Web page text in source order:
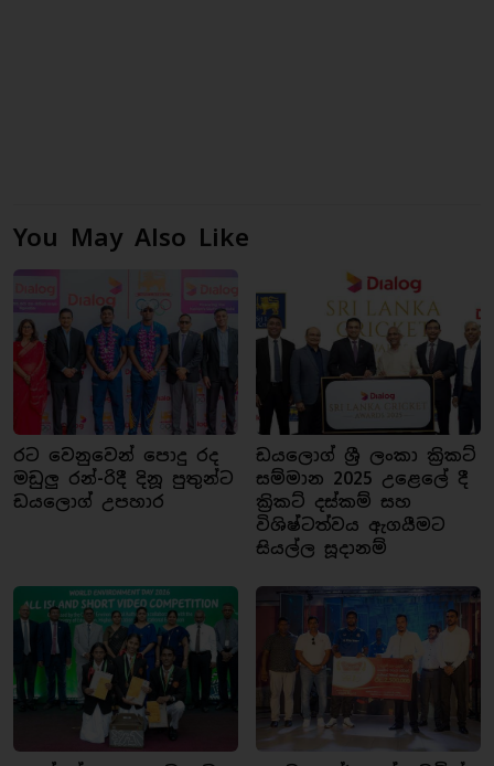
You May Also Like
රට වෙනුවෙන් පොදු රද
මඩුලු රන්-රිදී දිනූ පුතුන්ට
ඩයලොග් උපහාර
ඩයලොග් ශ්‍රී ලංකා ක්‍රිකට්
සම්මාන 2025 උළෙලේ දී
ක්‍රිකට් දස්කම් සහ
විශිෂ්ටත්වය ඇගයීමට
සියල්ල සූදානම්